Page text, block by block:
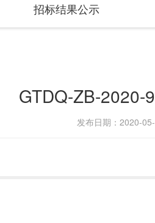
招标结果公示
GTDQ-ZB-2020-
发布日期：2020-